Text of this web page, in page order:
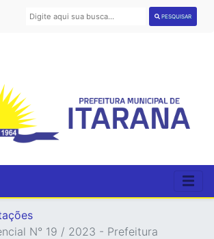
PESQUISAR
N° 19 / 2023 - Prefeitura